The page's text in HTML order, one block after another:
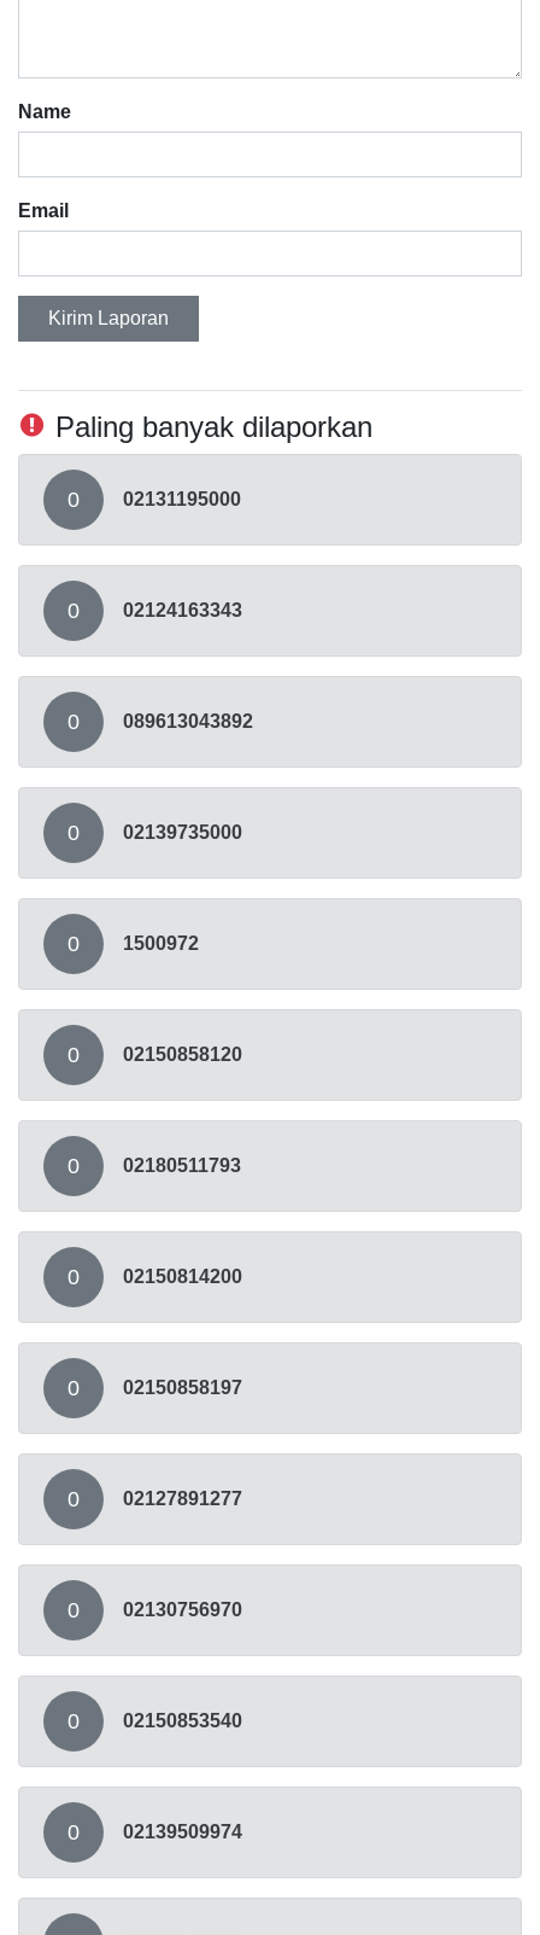
Name
Email
Kirim Laporan
Paling banyak dilaporkan
0 02131195000
0 02124163343
0 089613043892
0 02139735000
0 1500972
0 02150858120
0 02180511793
0 02150814200
0 02150858197
0 02127891277
0 02130756970
0 02150853540
0 02139509974